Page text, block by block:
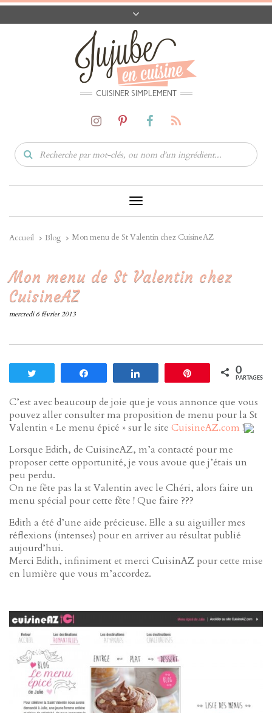
CONTACT
CODES PROMO
MATÉRIEL
CUISINER SIMPLEMENT
Toggle
Navigation
Accueil Blog Mon menu de St Valentin chez CuisineAZ
Mon menu de St Valentin chez
CuisineAZ
mercredi 6 février 2013
Enregistrer
0
PARTAGES
C’est avec beaucoup de joie que je vous annonce que vous
pouvez aller consulter ma proposition de menu pour la St
Valentin « Le menu épicé » sur le site CuisineAZ.com !
Lorsque Edith, de CuisineAZ, m’a contacté pour me
proposer cette opportunité, je vous avoue que j’étais un
peu perdu.
On ne fête pas la st Valentin avec le Chéri, alors faire un
menu spécial pour cette fête ! Que faire ???
Edith a été d’une aide précieuse. Elle a su aiguiller mes
réflexions (intenses) pour en arriver au résultat publié
aujourd’hui.
Merci Edith, infiniment et merci CuisinAZ pour cette mise
en lumière que vous m’accordez.